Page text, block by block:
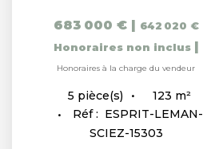
683 000 € | 642 020 €
Honoraires non inclus |
Honoraires à la charge du vendeur
5 pièce(s) 123 m²
Réf : ESPRIT-LEMAN-
SCIEZ-15303